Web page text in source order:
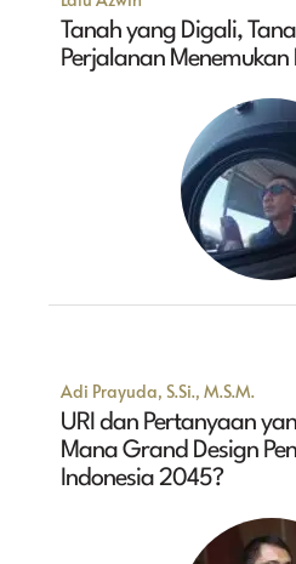
Tanah yang Digali,
Perjalanan
Adi Prayuda, S.Si., M.S.M.
URI dan Pertanyaan
Mana Grand Design
Indonesia 2045?